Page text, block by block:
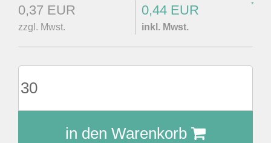
0,37 EUR
zzgl. Mwst.
0,44 EUR *
inkl. Mwst.
in den Warenkorb